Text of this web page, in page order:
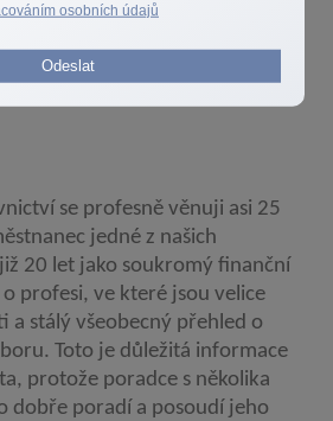
Dušejovská, EFA
se profesně věnuji asi 25
jedné z našich
20 let jako soukromý finanční
o profesi, ve které jsou velice
a stálý všeobecný přehled o
Toto je důležitá informace
protože poradce s několika
dobře poradí a posoudí jeho
osobních údajů
Odeslat